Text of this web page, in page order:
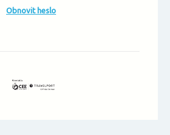
Obnovit heslo